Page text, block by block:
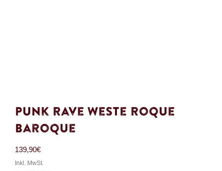
Punk Rave Weste Roque
Baroque
139,90€
Inkl. MwSt.